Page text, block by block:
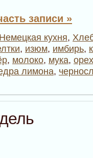
записи »
Немецкая кухня,
, изюм, имбирь,
, молоко, мука,
лимона,